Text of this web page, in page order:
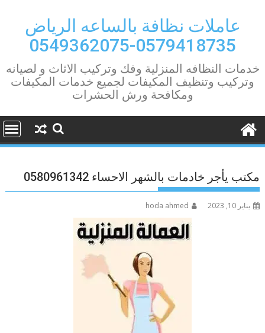
contentعاملات نظافة بالساعه الرياض
0579418735-0549362075
خدمات النظافه المنزلية وفك وتركيب الاثاث و لصيانه
وتركيب وتنظيف المكيفات لجميع خدمات المكيفات
ومكافحة ورش الحشرات
مكتب يأجر خادمات بالشهر الاحساء 0580961342
يناير 10, 2023 hoda ahmed